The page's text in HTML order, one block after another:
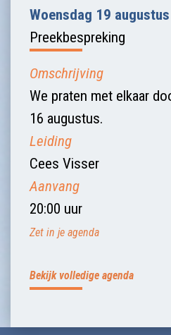
Zet in je agenda
Woensdag 19
Preekbespreking
Omschrijving
We praten met elkaar
16 augustus.
Leiding
Cees Visser
Aanvang
20:00 uur
Bekijk volledige agenda